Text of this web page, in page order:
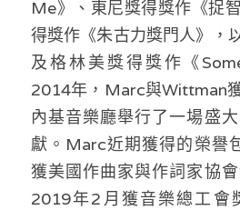
Me》、東尼獎得獎作《捉
得獎作《朱古力獎門人》，
及格林美獎得獎作《
2014年，Marc與Wittman
內基音樂廳舉行了一場盛
獻。Marc近期獲得的榮譽
獲美國作曲家與作詞家協
2019年2月獲音樂總工會